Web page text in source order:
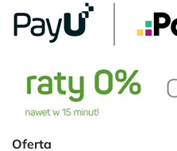
Oferta